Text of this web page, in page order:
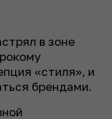
в зоне
«стиля», и
брендами.